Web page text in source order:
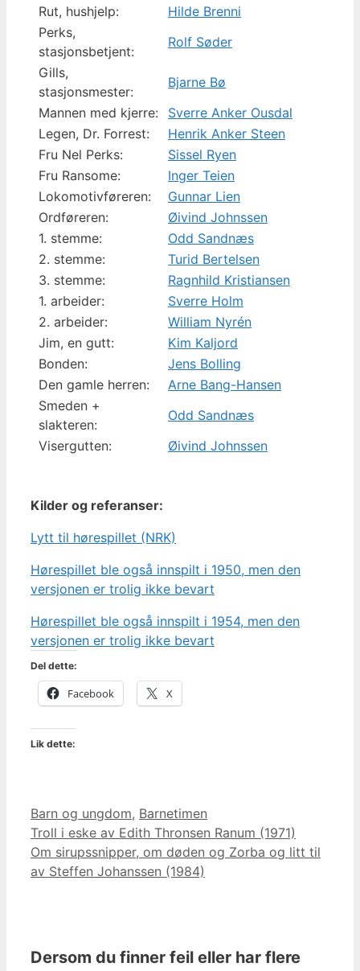
Rut, hushjelp:
Hilde Brenni
Perks,
stasjonsbetjent:
Rolf Søder
Gills,
stasjonsmester:
Bjarne Bø
Mannen med kjerre:
Sverre Anker Ousdal
Legen, Dr. Forrest:
Henrik Anker Steen
Fru Nel Perks:
Sissel Ryen
Fru Ransome:
Inger Teien
Lokomotivføreren:
Gunnar Lien
Ordføreren:
Øivind Johnssen
1. stemme:
Odd Sandnæs
2. stemme:
Turid Bertelsen
3. stemme:
Ragnhild Kristiansen
1. arbeider:
Sverre Holm
2. arbeider:
William Nyrén
Jim, en gutt:
Kim Kaljord
Bonden:
Jens Bolling
Den gamle herren:
Arne Bang-Hansen
Smeden +
slakteren:
Odd Sandnæs
Visergutten:
Øivind Johnssen
Kilder og referanser:
Lytt til hørespillet (NRK)
Hørespillet ble også innspilt i 1950, men den
versjonen er trolig ikke bevart
Hørespillet ble også innspilt i 1954, men den
versjonen er trolig ikke bevart
Del dette:
Facebook X
Lik dette:
Kategorier
Barn og ungdom, Barnetimen
Troll i eske av Edith Thronsen Ranum (1971)
Om sirupssnipper, om døden og Zorba og litt til
av Steffen Johanssen (1984)
Dersom du finner feil eller har flere